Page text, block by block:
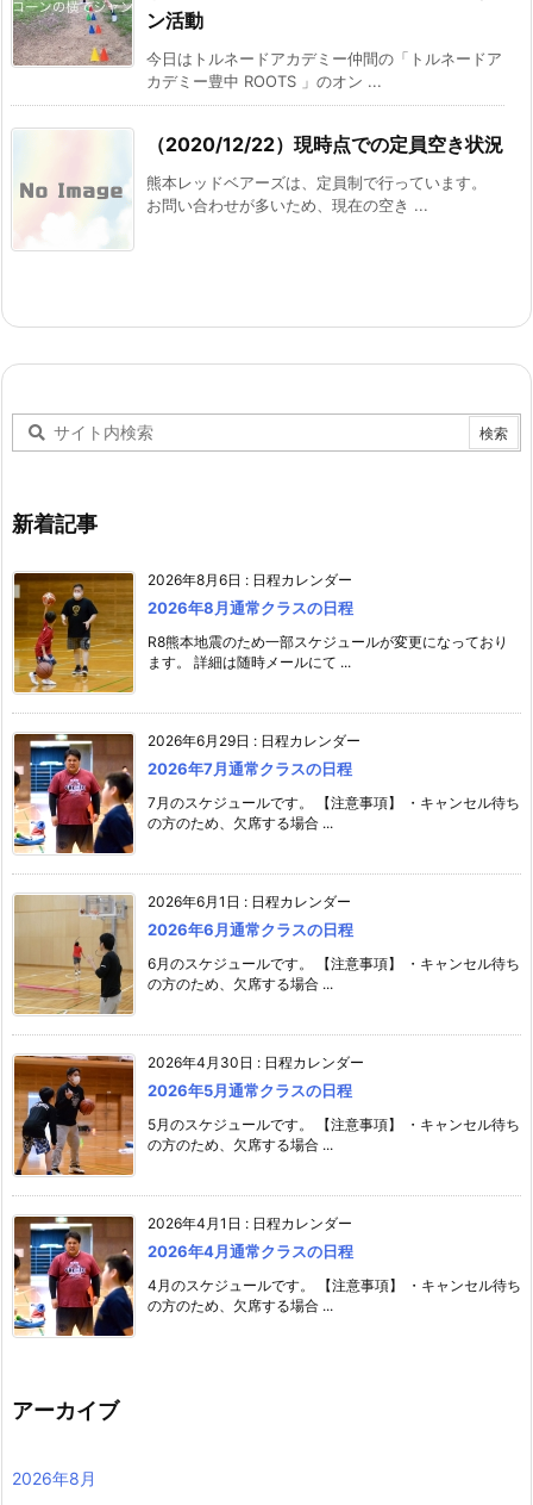
ン活動
今日はトルネードアカデミー仲間の「トルネードア
カデミー豊中 ROOTS 」のオン ...
（2020/12/22）現時点での定員空き状況
熊本レッドベアーズは、定員制で行っています。
お問い合わせが多いため、現在の空き ...
新着記事
2026年8月6日 : 日程カレンダー
2026年8月通常クラスの日程
R8熊本地震のため一部スケジュールが変更になっており
ます。 詳細は随時メールにて ...
2026年6月29日 : 日程カレンダー
2026年7月通常クラスの日程
7月のスケジュールです。 【注意事項】 ・キャンセル待ち
の方のため、欠席する場合 ...
2026年6月1日 : 日程カレンダー
2026年6月通常クラスの日程
6月のスケジュールです。 【注意事項】 ・キャンセル待ち
の方のため、欠席する場合 ...
2026年4月30日 : 日程カレンダー
2026年5月通常クラスの日程
5月のスケジュールです。 【注意事項】 ・キャンセル待ち
の方のため、欠席する場合 ...
2026年4月1日 : 日程カレンダー
2026年4月通常クラスの日程
4月のスケジュールです。 【注意事項】 ・キャンセル待ち
の方のため、欠席する場合 ...
アーカイブ
2026年8月